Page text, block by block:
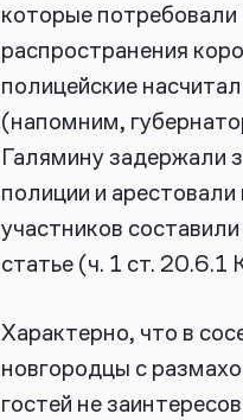
которые потребовали
распространения
полицейские
(напомним,
Галямину задержали
полиции и
участников
статье (ч. 1 ст.
Характерно, что в
новгородцы с
гостей не